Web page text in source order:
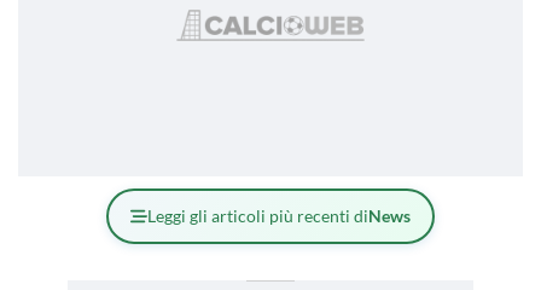
Leggi gli articoli più recenti diNews